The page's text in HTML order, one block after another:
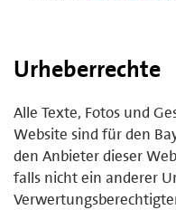
Urheberrechte
Alle Texte, Fotos und
Website sind für den
den Anbieter dieser
falls nicht ein anderer